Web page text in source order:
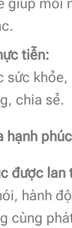
giúp mỗi
tiễn:
sức
chia sẻ.
hạnh
được lan
hành
cùng